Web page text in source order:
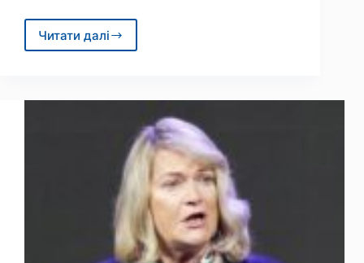
Читати далі
Біткойн
доларів?
Генеральний
директор
прогнозує
вибухове
зростання!